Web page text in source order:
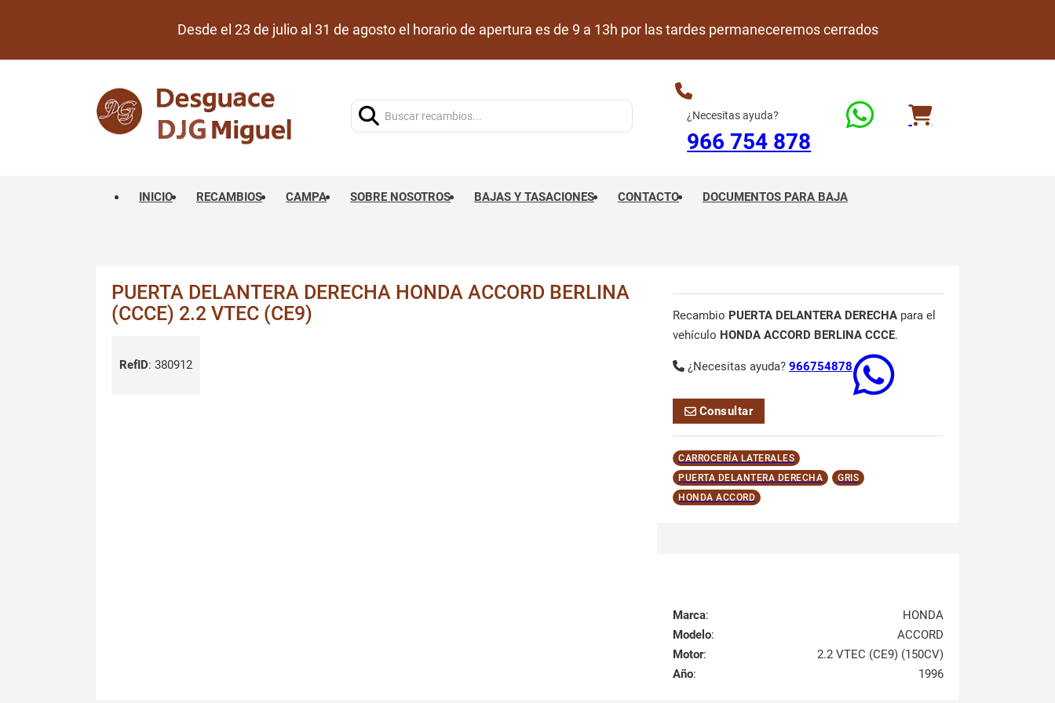
Desde el 23 de julio al 31 de agosto el horario de apertura es de 9 a 13h por las tardes permaneceremos cerrados
¿Necesitas ayuda?
966 754 878
INICIO RECAMBIOS CAMPA SOBRE NOSOTROS BAJAS Y TASACIONES CONTACTO DOCUMENTOS PARA BAJA
PUERTA DELANTERA DERECHA HONDA ACCORD BERLINA
(CCCE) 2.2 VTEC (CE9)
RefID: 380912
Recambio PUERTA DELANTERA DERECHA para el
vehículo HONDA ACCORD BERLINA CCCE.
¿Necesitas ayuda? 966754878
Consultar
CARROCERÍA LATERALES
PUERTA DELANTERA DERECHA
GRIS
HONDA ACCORD
Marca:
HONDA
Modelo:
ACCORD
Motor:
2.2 VTEC (CE9) (150CV)
Año: 1996